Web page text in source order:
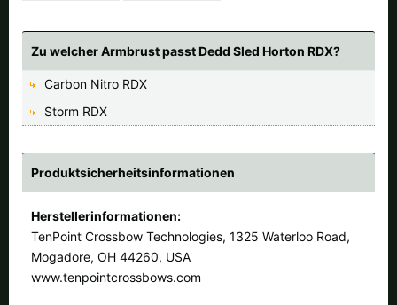
Zu welcher Armbrust passt Dedd Sled Horton RDX?
Carbon Nitro RDX
Storm RDX
Produktsicherheitsinformationen
Herstellerinformationen:
TenPoint Crossbow Technologies, 1325 Waterloo Road,
Mogadore, OH 44260, USA
www.tenpointcrossbows.com